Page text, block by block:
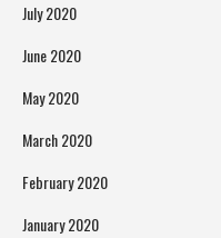
July 2020
June 2020
May 2020
March 2020
February 2020
January 2020